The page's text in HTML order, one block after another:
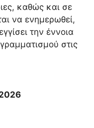
καθώς και σε
να ενημερωθεί,
την έννοια
στις